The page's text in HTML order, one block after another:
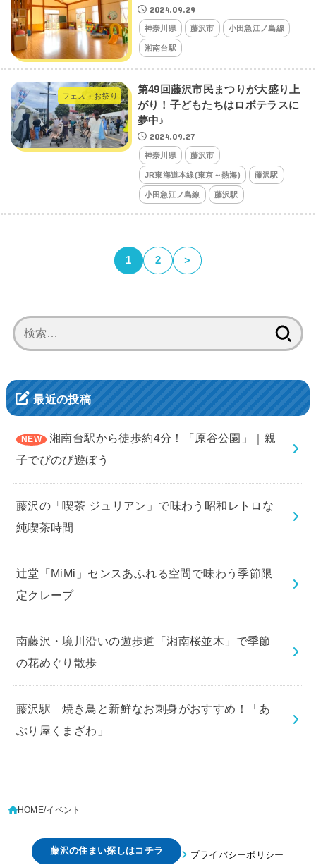
2024.09.29
神奈川県 藤沢市 小田急江ノ島線
湘南台駅
フェス・お祭り
第49回藤沢市民まつりが大盛り上
がり！子どもたちはロボテラスに
夢中♪
2024.09.27
神奈川県 藤沢市
JR東海道本線(東京～熱海) 藤沢駅
小田急江ノ島線 藤沢駅
1 2 ＞
索:
最近の投稿
湘南台駅から徒歩約4分！「原谷公園」｜親
子でびのび遊ぼう
藤沢の「喫茶 ジュリアン」で味わう昭和レトロな
純喫茶時間
辻堂「MiMi」センスあふれる空間で味わう季節限
定クレープ
南藤沢・境川沿いの遊歩道「湘南桜並木」で季節
の花めぐり散歩
藤沢駅 焼き鳥と新鮮なお刺身がおすすめ！「あ
ぶり屋くまざわ」
HOME イベント
藤沢の住まい探しはコチラ プライバシーポリシー